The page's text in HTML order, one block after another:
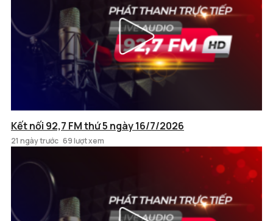
Kết nối 92,7 FM thứ 5 ngày 16/7/2026
21 ngày trước 69 lượt xem